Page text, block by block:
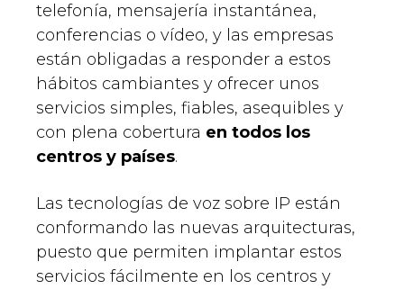
telefonía, mensajería instantánea,
conferencias o vídeo, y las empresas
están obligadas a responder a estos
hábitos cambiantes y ofrecer unos
servicios simples, fiables, asequibles y
con plena cobertura en todos los
centros y países.
Las tecnologías de voz sobre IP están
conformando las nuevas arquitecturas,
puesto que permiten implantar estos
servicios fácilmente en los centros y